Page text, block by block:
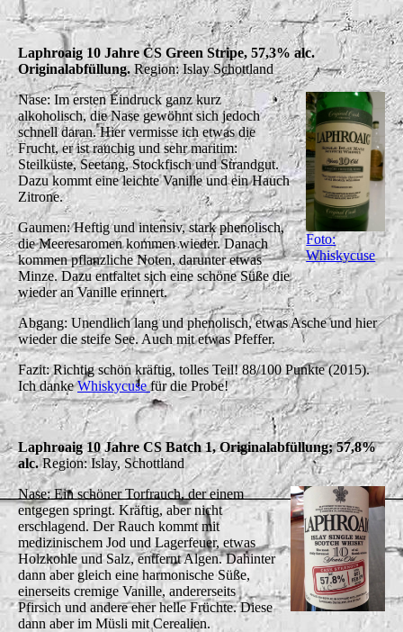
Laphroaig 10 Jahre CS Green Stripe, 57,3% alc.
Originalabfüllung.Region: Islay Schottland
Foto:
Whiskycuse
Nase: Im ersten Eindruck ganz kurz
alkoholisch, die Nase gewöhnt sich jedoch
schnell daran. Hier vermisse ich etwas die
Frucht, er ist rauchig und sehr maritim:
Steilküste, Seetang, Stockfisch und Strandgut.
Dazu kommt eine leichte Vanille und ein Hauch
Zitrone.
Gaumen: Heftig und intensiv, stark phenolisch,
die Meeresaromen kommen wieder. Danach
kommen pflanzliche Noten, darunter etwas
Minze. Dazu entfaltet sich eine schöne Süße die
wieder an Vanille erinnert.
Abgang: Unendlich lang und phenolisch, etwas Asche und hier
wieder die steife See. Auch mit etwas Pfeffer.
Fazit: Richtig schön kräftig, tolles Teil! 88/100 Punkte (2015).
Ich dankeWhiskycusefür die Probe!
Laphroaig 10 Jahre CS Batch 1, Originalabfüllung; 57,8%
alc.Region: Islay, Schottland
Nase: Ein schöner Torfrauch, der einem
entgegen springt. Kräftig, aber nicht
erschlagend. Der Rauch kommt mit
medizinischem Jod und Lagerfeuer, etwas
Holzkohle und Salz, entfernt Algen. Dahinter
dann aber gleich eine harmonische Süße,
einerseits cremige Vanille, andererseits
Pfirsich und andere eher helle Früchte. Diese
dann aber im Müsli mit Cerealien.